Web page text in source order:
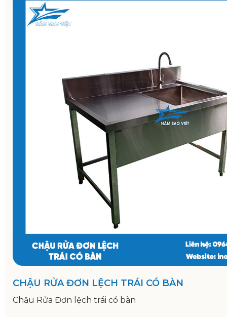
CHẬU RỬA ĐƠN LỆCH TRÁI CÓ BÀN
Chậu Rửa Đơn lệch trái có bàn